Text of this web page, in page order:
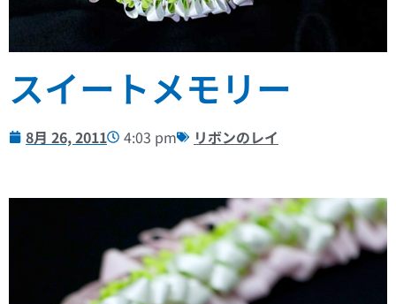
スイートメモリー
8月 26, 2011 4:03 pm リボンのレイ